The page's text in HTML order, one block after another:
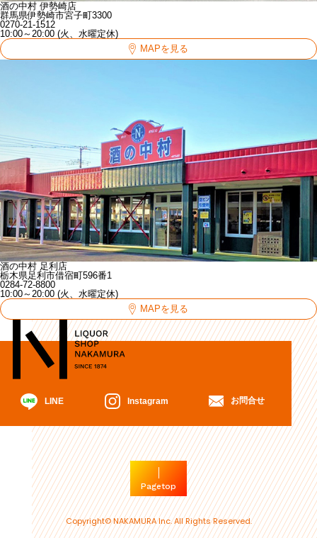
酒の中村 伊勢崎店
群馬県伊勢崎市宮子町3300
0270-21-1512
10:00～20:00 (火、水曜定休)
MAPを見る
酒の中村 足利店
栃木県足利市借宿町596番1
0284-72-8800
10:00～20:00 (火、水曜定休)
MAPを見る
LINE Instagram お問合せ
Pagetop
Copyright© NAKAMURA Inc. All Rights Reserved.